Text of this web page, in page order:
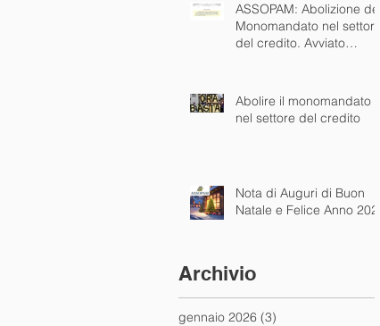
ASSOPAM: Abolizione del
Monomandato nel settore
del credito. Avviato
europee
Abolire il monomandato
nel settore del credito
Nota di Auguri di Buon
Natale e Felice Anno 2025
Archivio
gennaio 2026 (3)